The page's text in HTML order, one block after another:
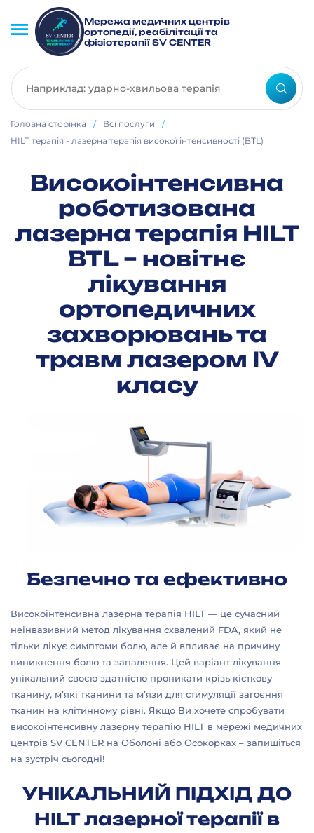
Мережа медичних центрів
ортопедії, реабілітації та
фізіотерапії SV CENTER
Головна сторінка / Всі послуги
/
HILT терапія - лазерна терапія високої інтенсивності (BTL)
Високоінтенсивна
роботизована
лазерна терапія HILT
BTL – новітнє
лікування
ортопедичних
захворювань та
травм лазером IV
класу
Безпечно та ефективно
Високоінтенсивна лазерна терапія HILT — це сучасний
неінвазивний метод лікування схвалений FDA, який не
тільки лікує симптоми болю, але й впливає на причину
виникнення болю та запалення. Цей варіант лікування
унікальний своєю здатністю проникати крізь кісткову
тканину, м’які тканини та м’язи для стимуляції загоєння
тканин на клітинному рівні. Якщо Ви хочете спробувати
високоінтенсивну лазерну терапію HILT в мережі медичних
центрів SV CENTER на Оболоні або Осокорках – запишіться
на зустріч сьогодні!
УНІКАЛЬНИЙ ПІДХІД ДО
HILT лазерної терапії в